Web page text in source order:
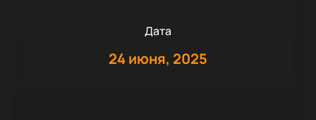
Дата
24 июня, 2025